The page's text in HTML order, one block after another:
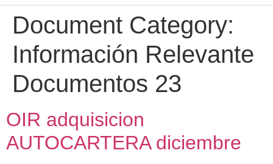
Document Category:
Información Relevante
Documentos 23
OIR adquisicion
AUTOCARTERA diciembre